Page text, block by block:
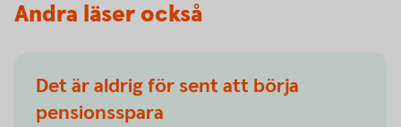
Andra läser också
Det är aldrig för sent att börja
pensionsspara